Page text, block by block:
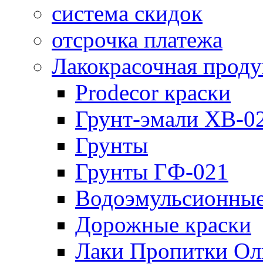
система скидок
отсрочка платежа
Лакокрасочная
Prodecor краски
Грунт-эмали ХВ-
Грунты
Грунты ГФ-021
Дорожные краски
Лаки Пропитки